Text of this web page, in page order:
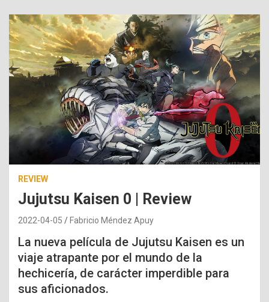
REVIEW
Jujutsu Kaisen 0 | Review
2022-04-05 Fabricio Méndez Apuy
La nueva película de Jujutsu Kaisen es un
viaje atrapante por el mundo de la
hechicería, de carácter imperdible para
sus aficionados.